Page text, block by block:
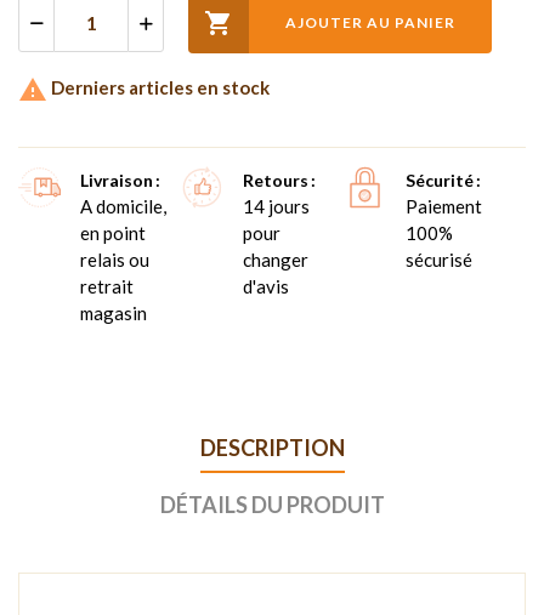
 AJOUTER AU PANIER
 Derniers articles en stock
Livraison
A domicile,
en point
relais ou
retrait
magasin
Retours
14 jours
pour
changer
d'avis
Sécurité
Paiement
100%
sécurisé
DESCRIPTION
DÉTAILS DU PRODUIT